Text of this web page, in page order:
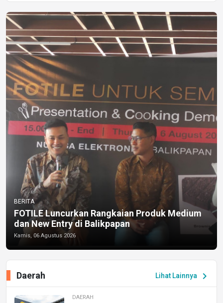
BERITA
FOTILE Luncurkan Rangkaian Produk Medium
dan New Entry di Balikpapan
Kamis, 06 Agustus 2026
Lihat Lainnya chevron_right
Daerah
DAERAH